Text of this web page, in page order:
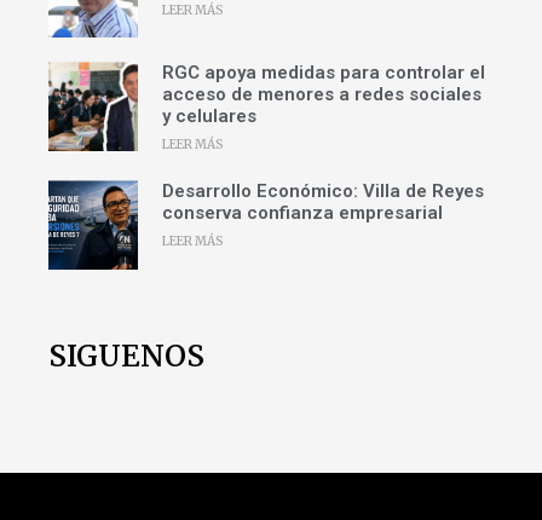
LEER MÁS
RGC apoya medidas para controlar el
acceso de menores a redes sociales
y celulares
LEER MÁS
Desarrollo Económico: Villa de Reyes
conserva confianza empresarial
LEER MÁS
SIGUENOS